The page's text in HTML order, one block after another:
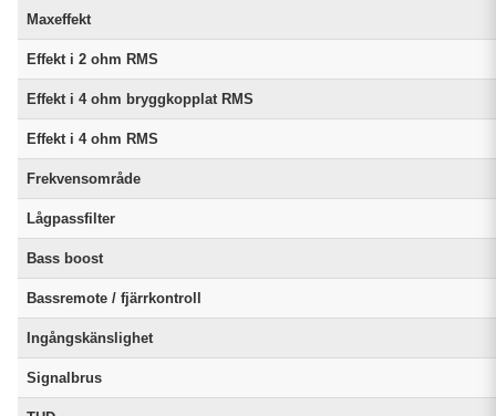
Maxeffekt
Effekt i 2 ohm RMS
Effekt i 4 ohm bryggkopplat RMS
Effekt i 4 ohm RMS
Frekvensområde
Lågpassfilter
Bass boost
Bassremote / fjärrkontroll
Ingångskänslighet
Signalbrus